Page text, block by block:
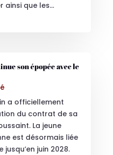
ainsi que les...
son épopée avec le
a officiellement
du contrat de sa
La jeune
est désormais liée
juin 2028.